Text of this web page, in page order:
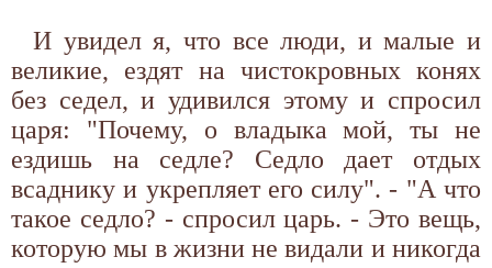
И увидел я, что все люди, и малые и
великие, ездят на чистокровных конях
без седел, и удивился этому и спросил
царя: "Почему, о владыка мой, ты не
ездишь на седле? Седло дает отдых
всаднику и укрепляет его силу". - "А что
такое седло? - спросил царь. - Это вещь,
которую мы в жизни не видали и никогда